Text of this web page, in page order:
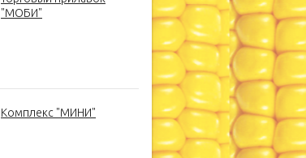
"МОБИ"
Комплекс "МИНИ"